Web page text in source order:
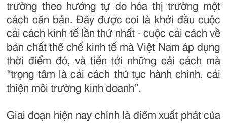
trường theo hướng tự do hóa thị trường một
cách căn bản. Đây được coi là khởi đầu cuộc
cải cách kinh tế lần thứ nhất - cuộc cải cách về
bản chất thể chế kinh tế mà Việt Nam áp dụng
thời điểm đó, và tiến tới những cải cách mà
“trọng tâm là cải cách thủ tục hành chính, cải
thiện môi trường kinh doanh”.
Giai đoạn hiện nay chính là điểm xuất phát của